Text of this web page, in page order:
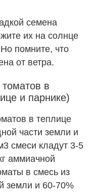
семена
их на солнце
помните, что
от ветра.
в
и парнике)
в теплице
части земли и
смеси кладут 3-5
аммиачной
в смесь из
земли и 60-70%